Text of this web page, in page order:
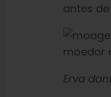
antes
Erva